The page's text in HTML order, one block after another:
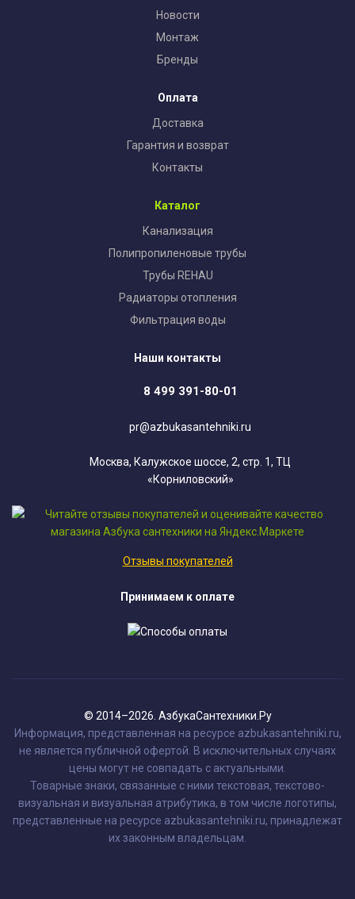
Новости
Монтаж
Бренды
Оплата
Доставка
Гарантия и возврат
Контакты
Каталог
Канализация
Полипропиленовые трубы
Трубы REHAU
Радиаторы отопления
Фильтрация воды
Наши контакты
8 499 391-80-01
pr@azbukasantehniki.ru
Москва, Калужское шоссе, 2, стр. 1, ТЦ
«Корниловский»
Отзывы покупателей
Принимаем к оплате
© 2014–2026. АзбукаСантехники.Ру
Информация, представленная на ресурсе azbukasantehniki.ru,
не является публичной офертой. В исключительных случаях
цены могут не совпадать с актуальными.
Товарные знаки, связанные с ними текстовая, текстово-
визуальная и визуальная атрибутика, в том числе логотипы,
представленные на ресурсе azbukasantehniki.ru, принадлежат
их законным владельцам.